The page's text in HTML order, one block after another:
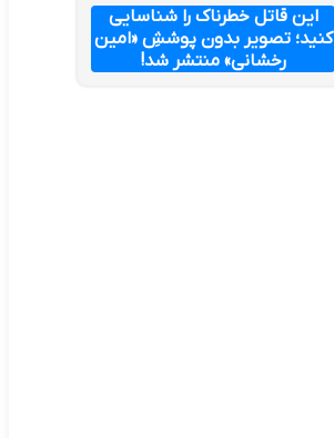
این قاتل خطرناک را شناسایی
کنید؛ تصویر بدون پوششِ «امین
رخشانی» منتشر شد!